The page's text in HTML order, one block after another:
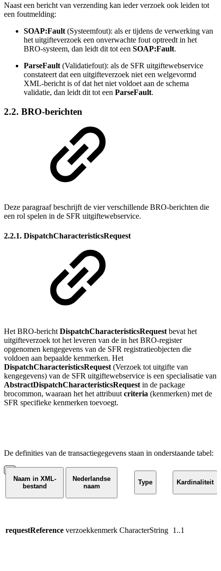
Naast een bericht van verzending kan ieder verzoek ook leiden tot
een foutmelding:
SOAP:Fault (Systeemfout): als er tijdens de verwerking van
het uitgifteverzoek een onverwachte fout optreedt in het
BRO-systeem, dan leidt dit tot een SOAP:Fault.
ParseFault (Validatiefout): als de SFR uitgiftewebservice
constateert dat een uitgifteverzoek niet een welgevormd
XML-bericht is of dat het niet voldoet aan de schema
validatie, dan leidt dit tot een ParseFault.
2.2. BRO-berichten
Deze paragraaf beschrijft de vier verschillende BRO-berichten die
een rol spelen in de SFR uitgiftewebservice.
2.2.1. DispatchCharacteristicsRequest
Het BRO-bericht DispatchCharacteristicsRequest bevat het
uitgifteverzoek tot het leveren van de in het BRO-register
opgenomen kengegevens van de SFR registratieobjecten die
voldoen aan bepaalde kenmerken. Het
DispatchCharacteristicsRequest (Verzoek tot uitgifte van
kengegevens) van de SFR uitgiftewebservice is een specialisatie van
AbstractDispatchCharacteristicsRequest in de package
brocommon, waaraan het het attribuut criteria (kenmerken) met de
SFR specifieke kenmerken toevoegt.
De definities van de transactiegegevens staan in onderstaande tabel:
Naam in XML-
bestand
Nederlandse
naam
Type Kardinaliteit
requestReference verzoekkenmerk CharacterString 1..1